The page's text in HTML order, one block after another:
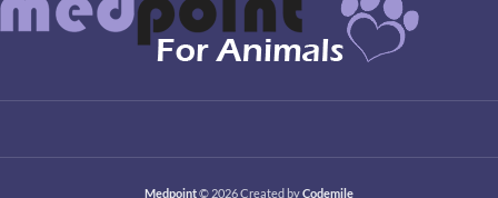
Medpoint© 2026 Created byCodemile